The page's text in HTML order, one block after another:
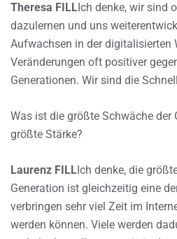
Theresa FILLIch denke, wir sind
dazulernen und uns
Aufwachsen in der digitalisierten
Veränderungen oft positiver
Generationen. Wir sind die
Was ist die größte Schwäche der
größte Stärke?
Laurenz FILLIch denke, die
Generation ist gleichzeitig eine
verbringen sehr viel Zeit im
werden können. Viele werden